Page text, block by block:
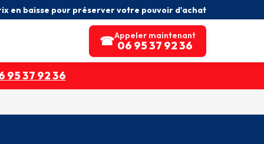
en baisse pour préserver votre pouvoir d'achat
☎Appeler maintenant
06 95 37 92 36
37 92 36